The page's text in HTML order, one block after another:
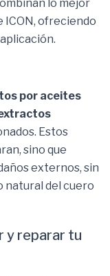
lo mejor
ICON, ofreciendo
por aceites
Estos
sino que
externos, sin
natural del cuero
y reparar tu